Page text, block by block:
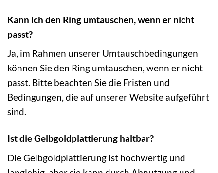
Kann ich den Ring umtauschen, wenn er nicht
passt?
Ja, im Rahmen unserer Umtauschbedingungen
können Sie den Ring umtauschen, wenn er nicht
passt. Bitte beachten Sie die Fristen und
Bedingungen, die auf unserer Website aufgeführt
sind.
Ist die Gelbgoldplattierung haltbar?
Die Gelbgoldplattierung ist hochwertig und